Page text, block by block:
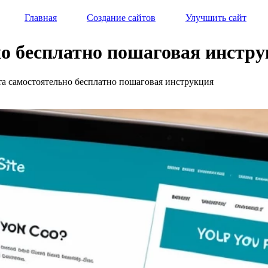
Главная Создание сайтов Улучшить сайт
бесплатно пошаговая
самостоятельно бесплатно пошаговая инструкция